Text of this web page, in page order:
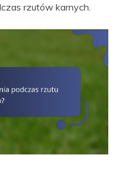
rzutów karnych.